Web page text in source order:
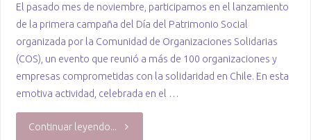
El pasado mes de noviembre, participamos en el lanzamiento
de la primera campaña del Día del Patrimonio Social
organizada por la Comunidad de Organizaciones Solidarias
(COS), un evento que reunió a más de 100 organizaciones y
empresas comprometidas con la solidaridad en Chile. En esta
emotiva actividad, celebrada en el …
Continuar leyendo... "Participamos